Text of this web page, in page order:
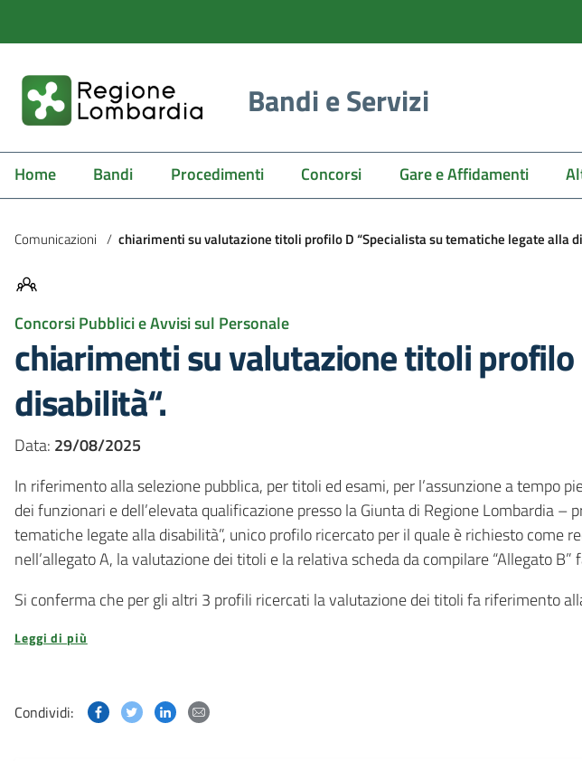
Bandi e Servizi
Home Bandi Procedimenti Concorsi Gare e Affidamenti
Comunicazioni / chiarimenti su valutazione titoli profilo D “Specialista su tematiche legate alla
Concorsi Pubblici e Avvisi sul Personale
chiarimenti su valutazione titoli
disabilità“.
Data: 29/08/2025
In riferimento alla selezione pubblica, per titoli ed esami, per l’assunzione a tempo
dei funzionari e dell’elevata qualificazione presso la Giunta di Regione Lombardia
tematiche legate alla disabilità”, unico profilo ricercato per il quale è richiesto come
nell’allegato A, la valutazione dei titoli e la relativa scheda da compilare “Allegato
Si conferma che per gli altri 3 profili ricercati la valutazione dei titoli fa riferimento
Leggi di più
Condividi: Condividi questa pagina su Facebook
Condividi questa pagina su Twitter
Condividi questa pagina su Linkedin